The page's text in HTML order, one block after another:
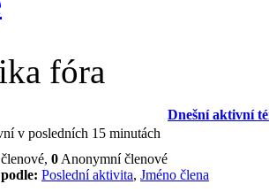
fóra
Dnešní aktivní
v posledních 15 minutách
členové, 0 Anonymní členové
Poslední aktivita, Jméno člena